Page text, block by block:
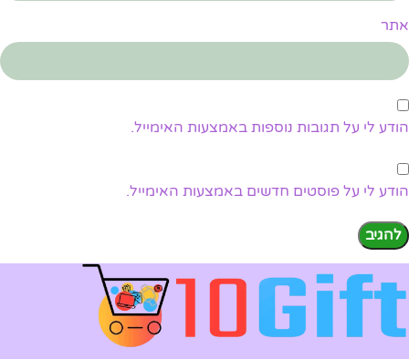
אתר
הודע לי על תגובות נוספות באמצעות האימייל.
הודע לי על פוסטים חדשים באמצעות האימייל.